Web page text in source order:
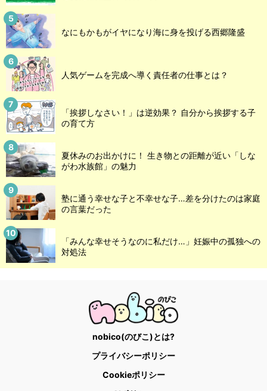
なにもかもがイヤになり海に身を投げる西郷隆盛
人気ゲームを完成へ導く責任者の仕事とは？
「挨拶しなさい！」は逆効果？ 自分から挨拶する子
の育て方
夏休みのお出かけに！ 生き物との距離が近い「しな
がわ水族館」の魅力
塾に通う幸せな子と不幸せな子…差を分けたのは家庭
の言葉だった
「みんな幸せそうなのに私だけ…」妊娠中の孤独への
対処法
nobico(のびこ)とは?
プライバシーポリシー
Cookieポリシー